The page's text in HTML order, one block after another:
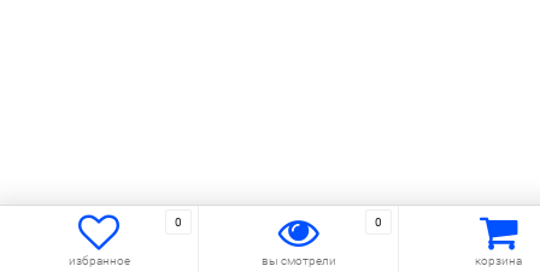
0
избранное
0
вы смотрели корзина